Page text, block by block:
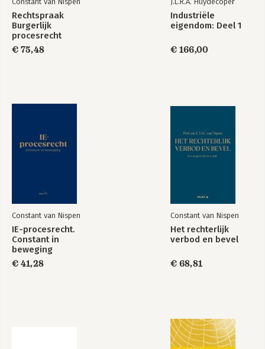
IE-procesrecht.
Industriële
Rechtspraak
Burgerlijk
procesrecht
€ 75,48
Industriële
eigendom: Deel 1
€ 166,00
Constant van Nispen
IE-procesrecht.
Constant in
beweging
€ 41,28
Constant van Nispen
Het rechterlijk
verbod en bevel
€ 68,81